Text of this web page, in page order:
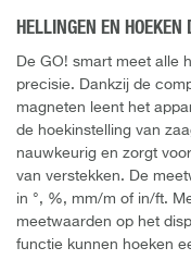
HELLINGEN EN HOEKEN
De GO! smart meet alle
precisie. Dankzij de
magneten leent het
de hoekinstelling van
nauwkeurig en zorgt
van verstekken. De
in °, %, mm/m of in/ft.
meetwaarden op het
functie kunnen hoeken